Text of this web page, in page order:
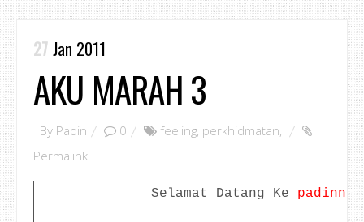
27 Jan 2011
AKU MARAH 3
By Padin 0 feeling, perkhidmatan,
Permalink
Selamat Datang Ke